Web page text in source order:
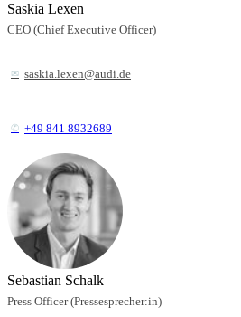
Saskia Lexen
CEO (Chief Executive Officer)
saskia.lexen@audi.de
+49 841 8932689
Sebastian Schalk
Press Officer (Pressesprecher:in)